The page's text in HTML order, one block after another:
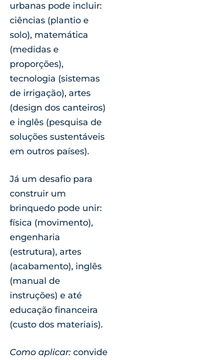
urbanas pode incluir:
ciências (plantio e
solo), matemática
(medidas e
proporções),
tecnologia (sistemas
de irrigação), artes
(design dos canteiros)
e inglês (pesquisa de
soluções sustentáveis
em outros países).
Já um desafio para
construir um
brinquedo pode unir:
física (movimento),
engenharia
(estrutura), artes
(acabamento), inglês
(manual de
instruções) e até
educação financeira
(custo dos materiais).
Como aplicar: convide